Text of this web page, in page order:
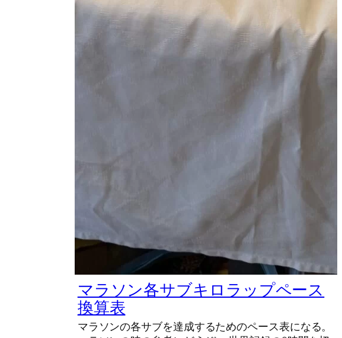
マラソン各サブキロラップペース
換算表
マラソンの各サブを達成するためのペース表になる。